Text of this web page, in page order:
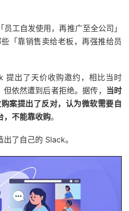
工自发使用，再推广至全公司」
「靠销售卖给老板，再强推给员
提出了天价收购邀约，相比当时
依然遭到后者拒绝。据传， 当时
案提出了反对，认为微软需要自
，不能靠收购。
了自己的 Slack。